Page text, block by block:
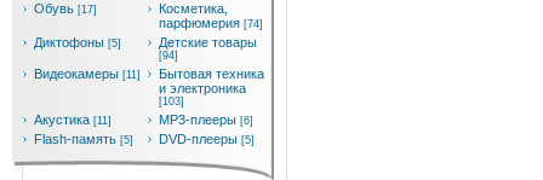
Обувь [17]
Косметика,
парфюмерия [74]
Диктофоны [5] Детские товары
[94]
Видеокамеры [11]
Бытовая техника
и электроника
[103]
Акустика [11] MP3-плееры [6]
Flash-память [5] DVD-плееры [5]